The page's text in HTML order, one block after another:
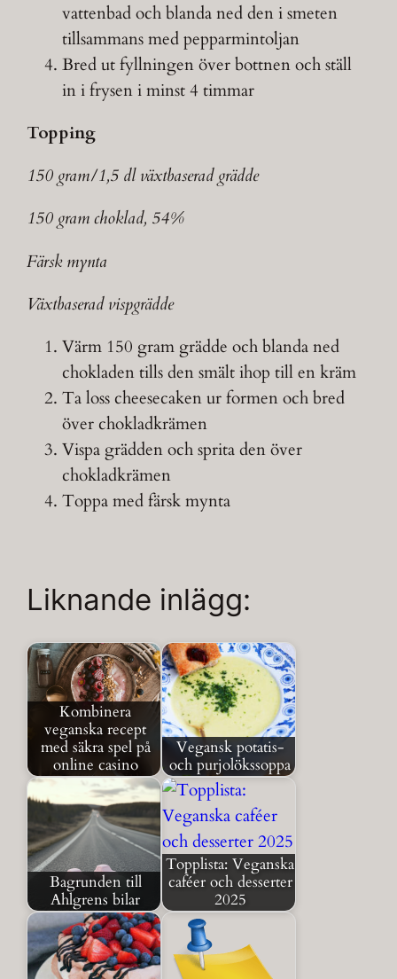
vattenbad och blanda ned den i smeten
tillsammans med pepparmintoljan
Bred ut fyllningen över bottnen och ställ
in i frysen i minst 4 timmar
Topping
150 gram/1,5 dl växtbaserad grädde
150 gram choklad, 54%
Färsk mynta
Växtbaserad vispgrädde
Värm 150 gram grädde och blanda ned
chokladen tills den smält ihop till en kräm
Ta loss cheesecaken ur formen och bred
över chokladkrämen
Vispa grädden och sprita den över
chokladkrämen
Toppa med färsk mynta
Liknande inlägg:
Kombinera
veganska recept
med säkra spel på
online casino
Vegansk potatis-
och purjolökssoppa
Bagrunden till
Ahlgrens bilar
Topplista: Veganska
caféer och desserter
2025